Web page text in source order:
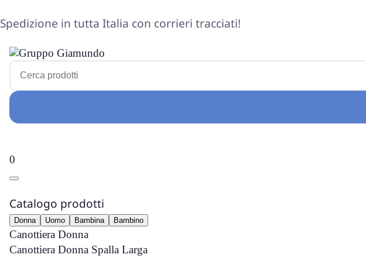
Spedizione in tutta Italia con corrieri tracciati!
0
Catalogo prodotti
Donna Uomo Bambina Bambino
Canottiera Donna
Canottiera Donna Spalla Larga